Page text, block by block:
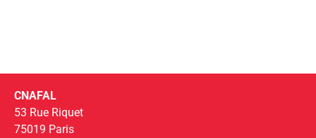
CNAFAL
53 Rue Riquet
75019 Paris